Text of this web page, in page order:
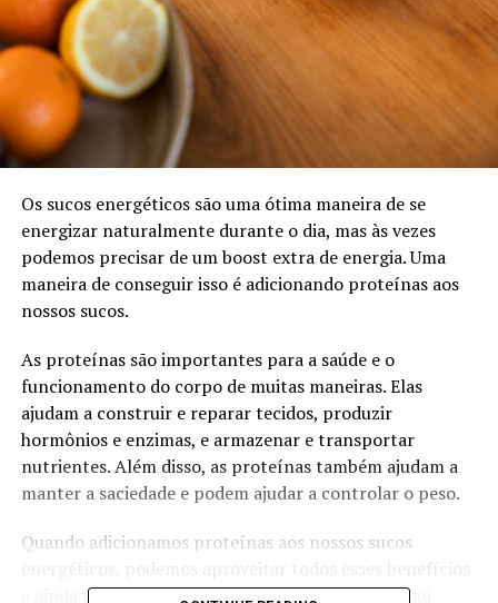
Os sucos energéticos são uma ótima maneira de se
energizar naturalmente durante o dia, mas às vezes
podemos precisar de um boost extra de energia. Uma
maneira de conseguir isso é adicionando proteínas aos
nossos sucos.
As proteínas são importantes para a saúde e o
funcionamento do corpo de muitas maneiras. Elas
ajudam a construir e reparar tecidos, produzir
hormônios e enzimas, e armazenar e transportar
nutrientes. Além disso, as proteínas também ajudam a
manter a saciedade e podem ajudar a controlar o peso.
Quando adicionamos proteínas aos nossos sucos
e ainda nos manter energizados durante o dia. Aqui